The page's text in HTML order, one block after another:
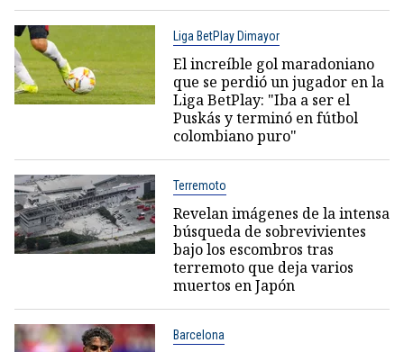
Liga BetPlay Dimayor
El increíble gol maradoniano
que se perdió un jugador en la
Liga BetPlay: "Iba a ser el
Puskás y terminó en fútbol
colombiano puro"
Terremoto
Revelan imágenes de la intensa
búsqueda de sobrevivientes
bajo los escombros tras
terremoto que deja varios
muertos en Japón
Barcelona